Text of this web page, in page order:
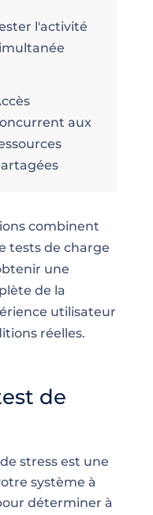
l'activité
aux
combinent
tests de charge
une
de la
utilisateur
réelles.
de
stress est une
système à
déterminer à